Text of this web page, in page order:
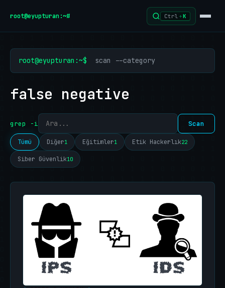
root@eyupturan:~# Ctrl +K
root@eyupturan:~$ scan --category
false negative
grep -i Scan
Tümü Diğer1 Eğitimler1 Etik Hackerlık22
Siber Güvenlik10